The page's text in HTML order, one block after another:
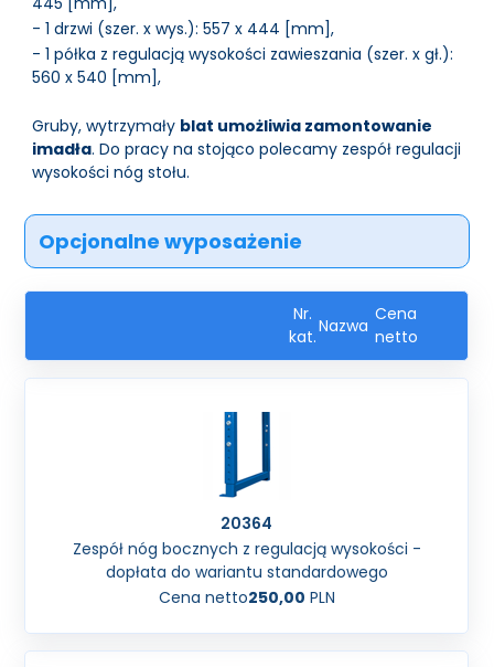
- 1 drzwi (szer. x wys.): 557 x 444 [mm],
- 1 półka z regulacją wysokości zawieszania (szer. x gł.):
560 x 540 [mm],
Gruby, wytrzymały blat umożliwia zamontowanie
imadła. Do pracy na stojąco polecamy zespół regulacji
wysokości nóg stołu.
Opcjonalne wyposażenie
Nr.
kat.
Nazwa
Cena
netto
20364
Zespół nóg bocznych z regulacją wysokości -
dopłata do wariantu standardowego
Cena netto250,00 PLN